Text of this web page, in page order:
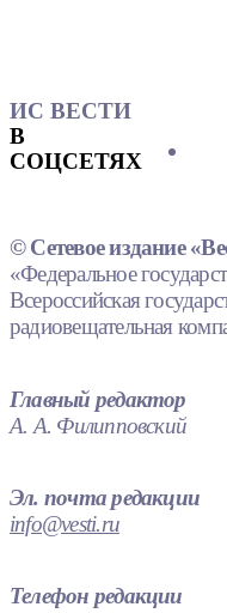
ИС ВЕСТИ
В
СОЦСЕТЯХ
© Сетевое издание
«Федеральное
Всероссийская
радиовещательная
Главный редактор
А. А. Филипповский
Эл. почта редакции
info@vesti.ru
Телефон редакции